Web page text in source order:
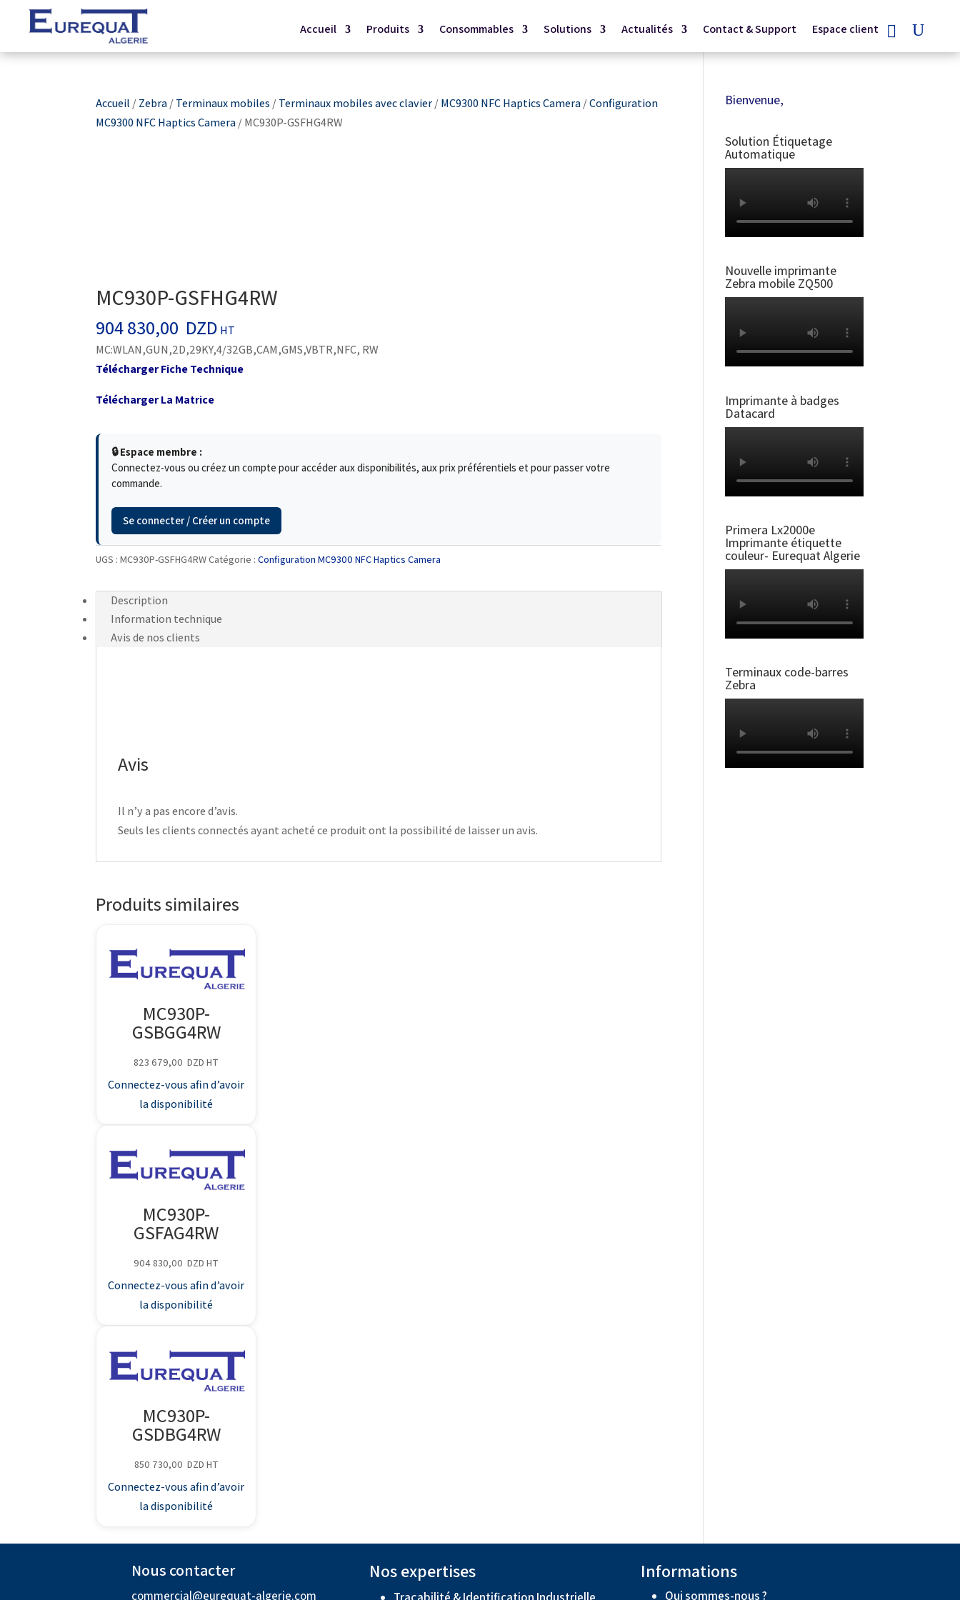
Accueil Produits Consommables Solutions Actualités Contact & Support Espace client
Accueil /Zebra/Terminaux mobiles /Terminaux mobiles avec clavier/MC9300 NFC Haptics Camera/Configuration
MC9300 NFC Haptics Camera/ MC930P-GSFHG4RW
MC930P-GSFHG4RW
904 830,00 DZD HT
MC:WLAN,GUN,2D,29KY,4/32GB,CAM,GMS,VBTR,NFC, RW
Télécharger Fiche Technique
Télécharger La Matrice
🔒 Espace membre :
Connectez-vous ou créez un compte pour accéder aux disponibilités, aux prix préférentiels et pour passer votre
commande.
Se connecter / Créer un compte
UGS :MC930P-GSFHG4RWCatégorie :Configuration MC9300 NFC Haptics Camera
Description
Information technique
Avis de nos clients
Avis
Il n’y a pas encore d’avis.
Seuls les clients connectés ayant acheté ce produit ont la possibilité de laisser un avis.
Produits similaires
MC930P-
GSBGG4RW
823 679,00 DZD HT
Connectez-vous afin d’avoir
la disponibilité
MC930P-
GSFAG4RW
904 830,00 DZD HT
Connectez-vous afin d’avoir
la disponibilité
MC930P-
GSDBG4RW
850 730,00 DZD HT
Connectez-vous afin d’avoir
la disponibilité
Bienvenue,
Solution Étiquetage
Automatique
Nouvelle imprimante
Zebra mobile ZQ500
Imprimante à badges
Datacard
Primera Lx2000e
Imprimante étiquette
couleur- Eurequat Algerie
Terminaux code-barres
Zebra
Nous contacter
commercial@eurequat-algerie.com
Nos expertises Informations
Qui sommes-nous ?